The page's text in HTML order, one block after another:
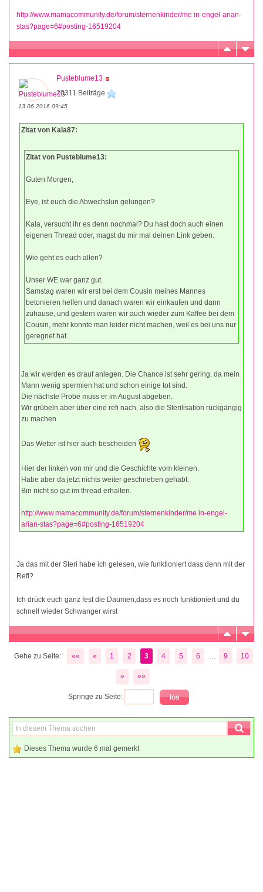
http://www.mamacommunity.de/forum/sternenkinder/me in-engel-arian-
stas?page=6#posting-16519204
Pusteblume13
20311 Beiträge
13.06.2016 09:45
Zitat von Kala87:
Zitat von Pusteblume13:
Guten Morgen,
Eye, ist euch die Abwechslun gelungen?
Kala, versucht ihr es denn nochmal? Du hast doch auch einen
eigenen Thread oder, magst du mir mal deinen Link geben.
Wie geht es euch allen?
Unser WE war ganz gut.
Samstag waren wir erst bei dem Cousin meines Mannes
betonieren helfen und danach waren wir einkaufen und dann
zuhause, und gestern waren wir auch wieder zum Kaffee bei dem
Cousin, mehr konnte man leider nicht machen, weil es bei uns nur
geregnet hat.
Ja wir werden es drauf anlegen. Die Chance ist sehr gering, da mein
Mann wenig spermien hat und schon einige tot sind.
Die nächste Probe muss er im August abgeben.
Wir grübeln aber über eine refi nach, also die Sterilisation rückgängig
zu machen.
Das Wetter ist hier auch bescheiden
Hier der linken von mir und die Geschichte vom kleinen.
Habe aber da jetzt nichts weiter geschrieben gehabt.
Bin nicht so gut im thread erhalten.
http://www.mamacommunity.de/forum/sternenkinder/me in-engel-
arian-stas?page=6#posting-16519204
Ja das mit der Steri habe ich gelesen, wie funktioniert dass denn mit der
Refi?
Ich drück euch ganz fest die Daumen,dass es noch funktioniert und du
schnell wieder Schwanger wirst
Gehe zu Seite: «« « 1 2 3 4 5 6 9 10
» »»
Springe zu Seite:
Dieses Thema wurde 6 mal gemerkt